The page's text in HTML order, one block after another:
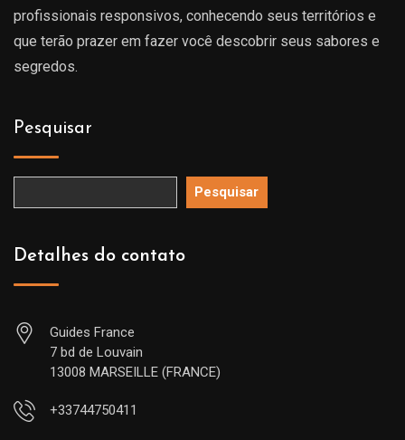
profissionais responsivos, conhecendo seus territórios e
que terão prazer em fazer você descobrir seus sabores e
segredos.
Pesquisar
Pesquisar
Detalhes do contato
Guides France
7 bd de Louvain
13008 MARSEILLE (FRANCE)
+33744750411